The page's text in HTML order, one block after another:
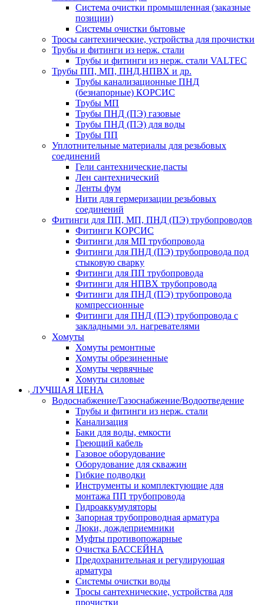
Система очистки промышленная (заказные
позиции)
Системы очистки бытовые
Тросы сантехнические, устройства для прочистки
Трубы и фитинги из нерж. стали
Трубы и фитинги из нерж. стали VALTEC
Трубы ПП, МП, ПНД,НПВХ и др.
Трубы канализационные ПНД
(безнапорные) КОРСИС
Трубы МП
Трубы ПНД (ПЭ) газовые
Трубы ПНД (ПЭ) для воды
Трубы ПП
Уплотнительные материалы для резьбовых
соединений
Гели сантехнические,пасты
Лен сантехнический
Ленты фум
Нити для гермеризации резьбовых
соединений
Фитинги для ПП, МП, ПНД (ПЭ) трубопроводов
Фитинги КОРСИС
Фитинги для МП трубопровода
Фитинги для ПНД (ПЭ) трубопровода под
стыковую сварку
Фитинги для ПП трубопровода
Фитинги для НПВХ трубопровода
Фитинги для ПНД (ПЭ) трубопровода
компрессионные
Фитинги для ПНД (ПЭ) трубопровода с
закладными эл. нагревателями
Хомуты
Хомуты ремонтные
Хомуты обрезиненные
Хомуты червячные
Хомуты силовые
ЛУЧШАЯ ЦЕНА
Водоснабжение/Газоснабжение/Водоотведение
Трубы и фитинги из нерж. стали
Канализация
Баки для воды, емкости
Греющий кабель
Газовое оборудование
Оборудование для скважин
Гибкие подводки
Инструменты и комплектующие для
монтажа ПП трубопровода
Гидроаккумуляторы
Запорная трубопроводная арматура
Люки, дождеприемники
Муфты противопожарные
Очистка БАССЕЙНА
Предохранительная и регулирующая
арматура
Системы очистки воды
Тросы сантехнические, устройства для
прочистки